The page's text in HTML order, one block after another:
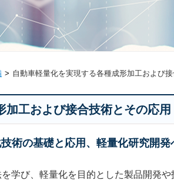
自動車軽量化を実現する各種成形加工および
加工および接合技術とその応用
術の基礎と応用、軽量化研究開
学び、軽量化を目的とした製品開発